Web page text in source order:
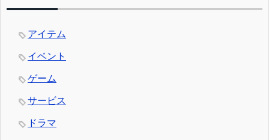
アイテム
イベント
ゲーム
サービス
ドラマ